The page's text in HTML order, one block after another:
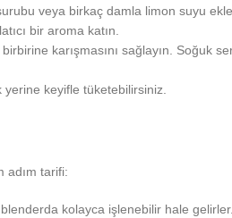
veya birkaç damla limon suyu
bir aroma katın.
karışmasını sağlayın.
yerine keyifle tüketebilirsiniz.
adım tarifi:
blenderda kolayca işlenebilir hale gelirler.